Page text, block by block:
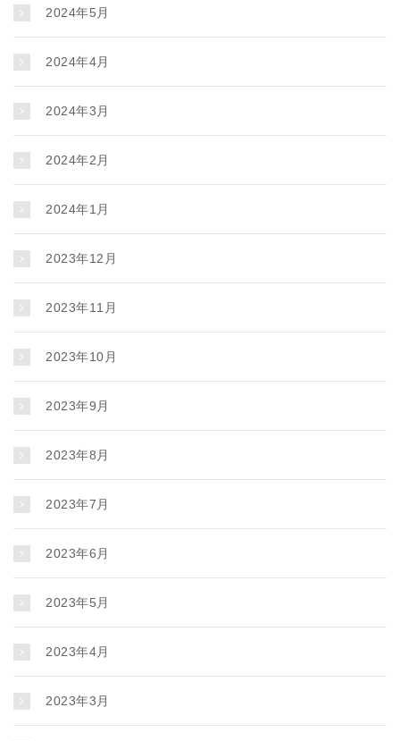
2024年5月
2024年4月
2024年3月
2024年2月
2024年1月
2023年12月
2023年11月
2023年10月
2023年9月
2023年8月
2023年7月
2023年6月
2023年5月
2023年4月
2023年3月